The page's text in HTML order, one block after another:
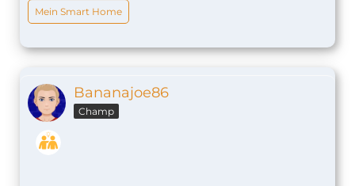
Mein Smart Home
Bananajoe86
Champ